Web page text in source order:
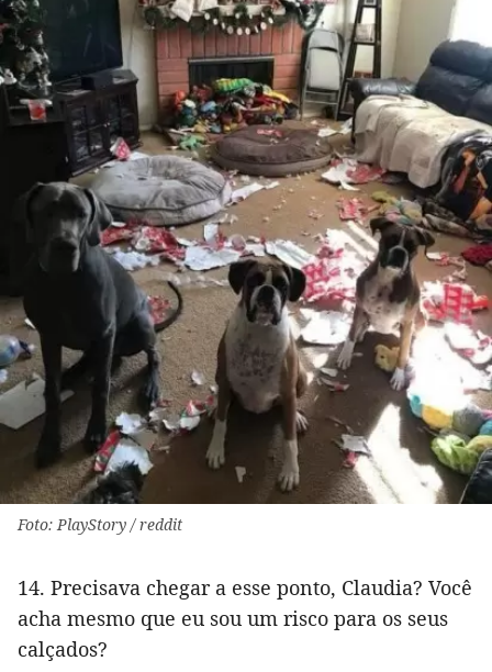
Foto: PlayStory / reddit
14. Precisava chegar a esse ponto, Claudia? Você
acha mesmo que eu sou um risco para os seus
calçados?